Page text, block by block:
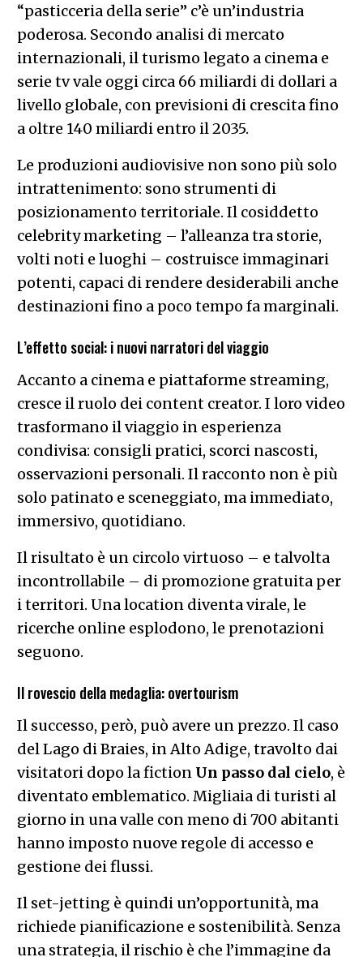
“pasticceria della serie” c’è un’industria
poderosa. Secondo analisi di mercato
internazionali, il turismo legato a cinema e
serie tv vale oggi circa 66 miliardi di dollari a
livello globale, con previsioni di crescita fino
a oltre 140 miliardi entro il 2035.
Le produzioni audiovisive non sono più solo
intrattenimento: sono strumenti di
posizionamento territoriale. Il cosiddetto
celebrity marketing – l’alleanza tra storie,
volti noti e luoghi – costruisce immaginari
potenti, capaci di rendere desiderabili anche
destinazioni fino a poco tempo fa marginali.
L’effetto social: i nuovi narratori del viaggio
Accanto a cinema e piattaforme streaming,
cresce il ruolo dei content creator. I loro video
trasformano il viaggio in esperienza
condivisa: consigli pratici, scorci nascosti,
osservazioni personali. Il racconto non è più
solo patinato e sceneggiato, ma immediato,
immersivo, quotidiano.
Il risultato è un circolo virtuoso – e talvolta
incontrollabile – di promozione gratuita per
i territori. Una location diventa virale, le
ricerche online esplodono, le prenotazioni
seguono.
Il rovescio della medaglia: overtourism
Il successo, però, può avere un prezzo. Il caso
del Lago di Braies, in Alto Adige, travolto dai
visitatori dopo la fiction Un passo dal cielo, è
diventato emblematico. Migliaia di turisti al
giorno in una valle con meno di 700 abitanti
hanno imposto nuove regole di accesso e
gestione dei flussi.
Il set-jetting è quindi un’opportunità, ma
richiede pianificazione e sostenibilità. Senza
una strategia, il rischio è che l’immagine da